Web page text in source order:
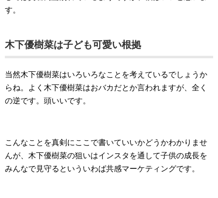
す。
木下優樹菜は子ども可愛い根拠
当然木下優樹菜はいろいろなことを考えているでしょうか
らね。よく木下優樹菜はおバカだとか言われますが、全く
の逆です。頭いいです。
こんなことを真剣にここで書いていいかどうかわかりませ
んが、木下優樹菜の狙いはインスタを通して子供の成長を
みんなで見守るといういわば共感マーケティングです。